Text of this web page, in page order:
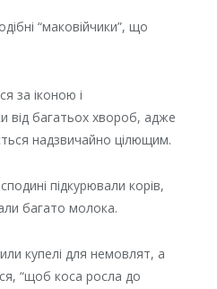
“маковійчики”, що
за іконою і
від багатьох хвороб, адже
надзвичайно цілющим.
підкурювали корів,
багато молока.
купелі для немовлят, а
“щоб коса росла до